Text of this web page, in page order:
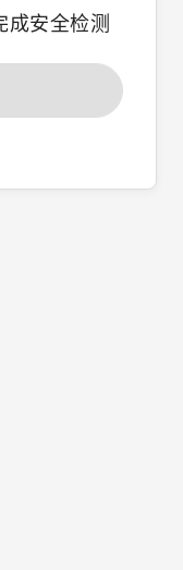
成安全检测